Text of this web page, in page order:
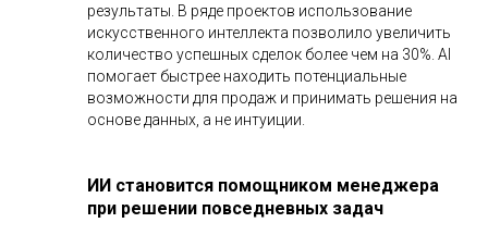
результаты. В ряде проектов использование
искусственного интеллекта позволило увеличить
количество успешных сделок более чем на 30%. AI
помогает быстрее находить потенциальные
возможности для продаж и принимать решения на
основе данных, а не интуиции.
ИИ становится помощником менеджера
при решении повседневных задач